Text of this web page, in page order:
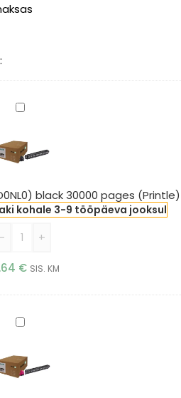
Kyocera
8515K
(1T02ND0NL0)
30000
pages
black 30000 pages (Printle)
kohale 3-9 tööpäeva jooksul
- +
€ SIS. KM
Kyocera
8515M
(1T02NDBNL1)